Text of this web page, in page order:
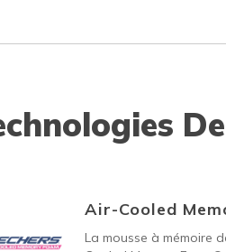
Air-Cooled
La mousse à mémoire